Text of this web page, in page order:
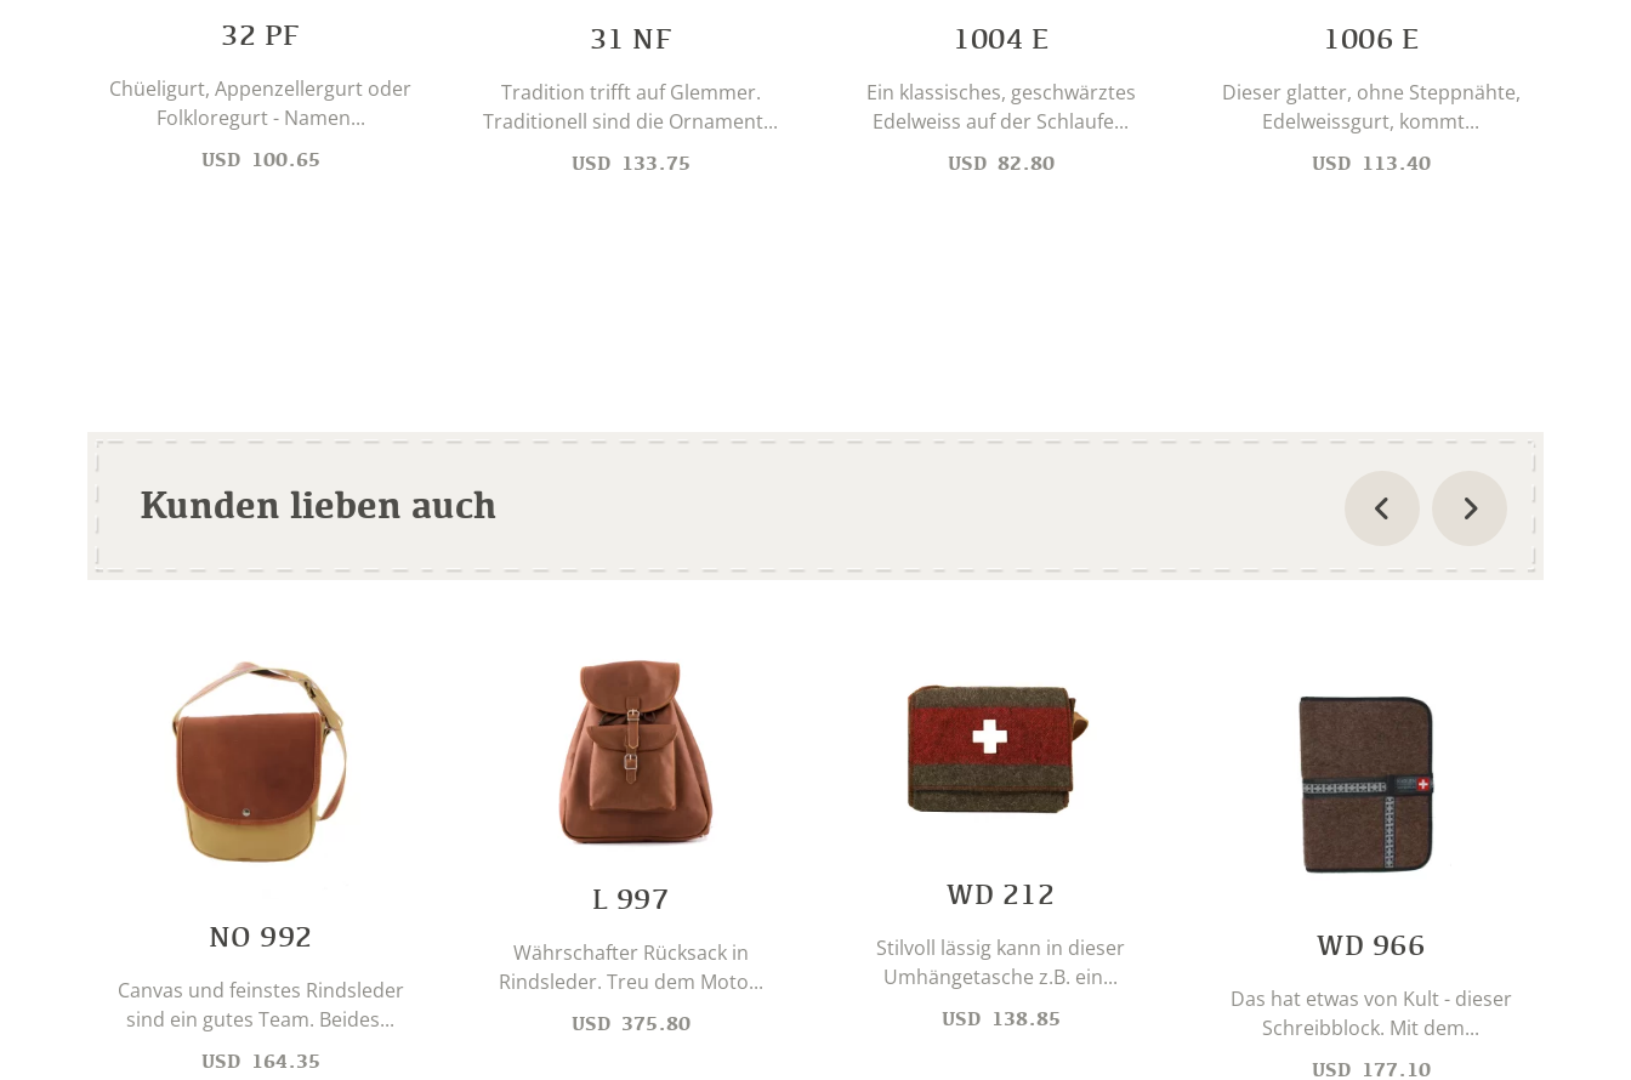
32 PF
Chüeligurt, Appenzellergurt oder
Folkloregurt - Namen...
USD 100.65
31 NF
Tradition trifft auf Glemmer.
Traditionell sind die Ornament...
USD 133.75
1004 E
Ein klassisches, geschwärztes
Edelweiss auf der Schlaufe...
USD 82.80
1006 E
Dieser glatter, ohne Steppnähte,
Edelweissgurt, kommt...
USD 113.40
Kunden lieben auch
NO 992
Canvas und feinstes Rindsleder
sind ein gutes Team. Beides...
USD 164.35
L 997
Währschafter Rücksack in
Rindsleder. Treu dem Moto...
USD 375.80
WD 212
Stilvoll lässig kann in dieser
Umhängetasche z.B. ein...
USD 138.85
WD 966
Das hat etwas von Kult - dieser
Schreibblock. Mit dem...
USD 177.10